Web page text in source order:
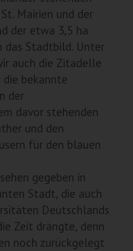
Mairien und der
der etwa 3,5 ha
das Stadtbild. Unter
auch die Zitadelle
die bekannte
der
davor stehenden
und den
für den blauen
gegeben in
Stadt, die auch
Deutschlands
Zeit drängte, denn
noch zurückgelegt